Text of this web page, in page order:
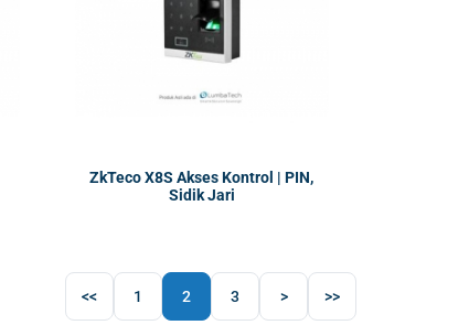
ZkTeco X8S Akses Kontrol | PIN,
Sidik Jari
<< 1 2 3 > >>